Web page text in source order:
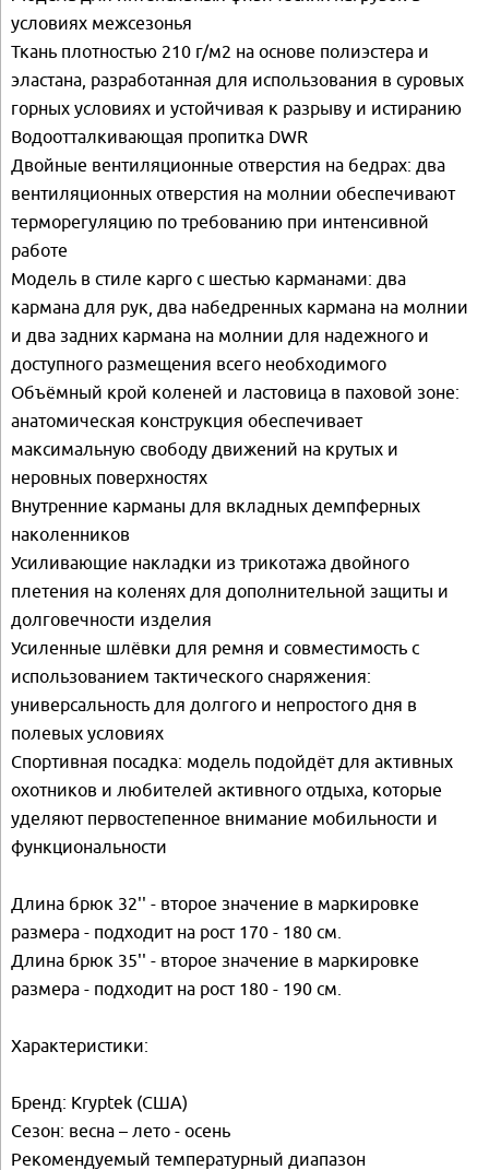
условиях межсезонья
Ткань плотностью 210 г/м2 на основе полиэстера и
эластана, разработанная для использования в суровых
горных условиях и устойчивая к разрыву и истиранию
Водоотталкивающая пропитка DWR
Двойные вентиляционные отверстия на бедрах: два
вентиляционных отверстия на молнии обеспечивают
терморегуляцию по требованию при интенсивной
работе
Модель в стиле карго с шестью карманами: два
кармана для рук, два набедренных кармана на молнии
и два задних кармана на молнии для надежного и
доступного размещения всего необходимого
Объёмный крой коленей и ластовица в паховой зоне:
анатомическая конструкция обеспечивает
максимальную свободу движений на крутых и
неровных поверхностях
Внутренние карманы для вкладных демпферных
наколенников
Усиливающие накладки из трикотажа двойного
плетения на коленях для дополнительной защиты и
долговечности изделия
Усиленные шлёвки для ремня и совместимость с
использованием тактического снаряжения:
универсальность для долгого и непростого дня в
полевых условиях
Спортивная посадка: модель подойдёт для активных
охотников и любителей активного отдыха, которые
уделяют первостепенное внимание мобильности и
функциональности
Длина брюк 32'' - второе значение в маркировке
размера - подходит на рост 170 - 180 см.
Длина брюк 35'' - второе значение в маркировке
размера - подходит на рост 180 - 190 см.
Характеристики:
Бренд: Kryptek (США)
Сезон: весна – лето - осень
Рекомендуемый температурный диапазон